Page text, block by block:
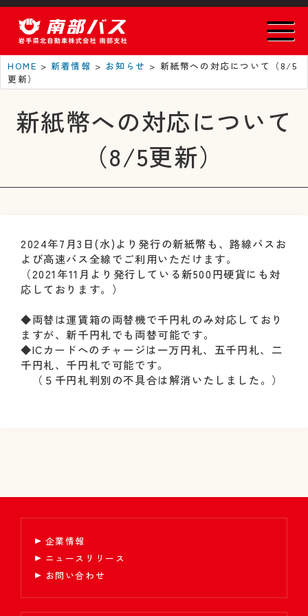
HOME > 新着情報 > お知らせ > 新紙幣への対応について（8/5
更新）
新紙幣への対応について
（8/5更新）
2024年7月3日(水)より発行の新紙幣も、路線バスお
よび高速バス全線でご利用いただけます。
（2021年11月より発行している新500円硬貨にも対
応しております。）
◆両替は運賃箱の両替機で千円札のみ対応しており
ますが、新千円札でも両替可能です。
◆ICカードへのチャージは一万円札、五千円札、二
千円札、千円札で可能です。
（５千円札判別の不具合は解消いたしました。）
企業情報
ニュースリリース
お問い合わせ